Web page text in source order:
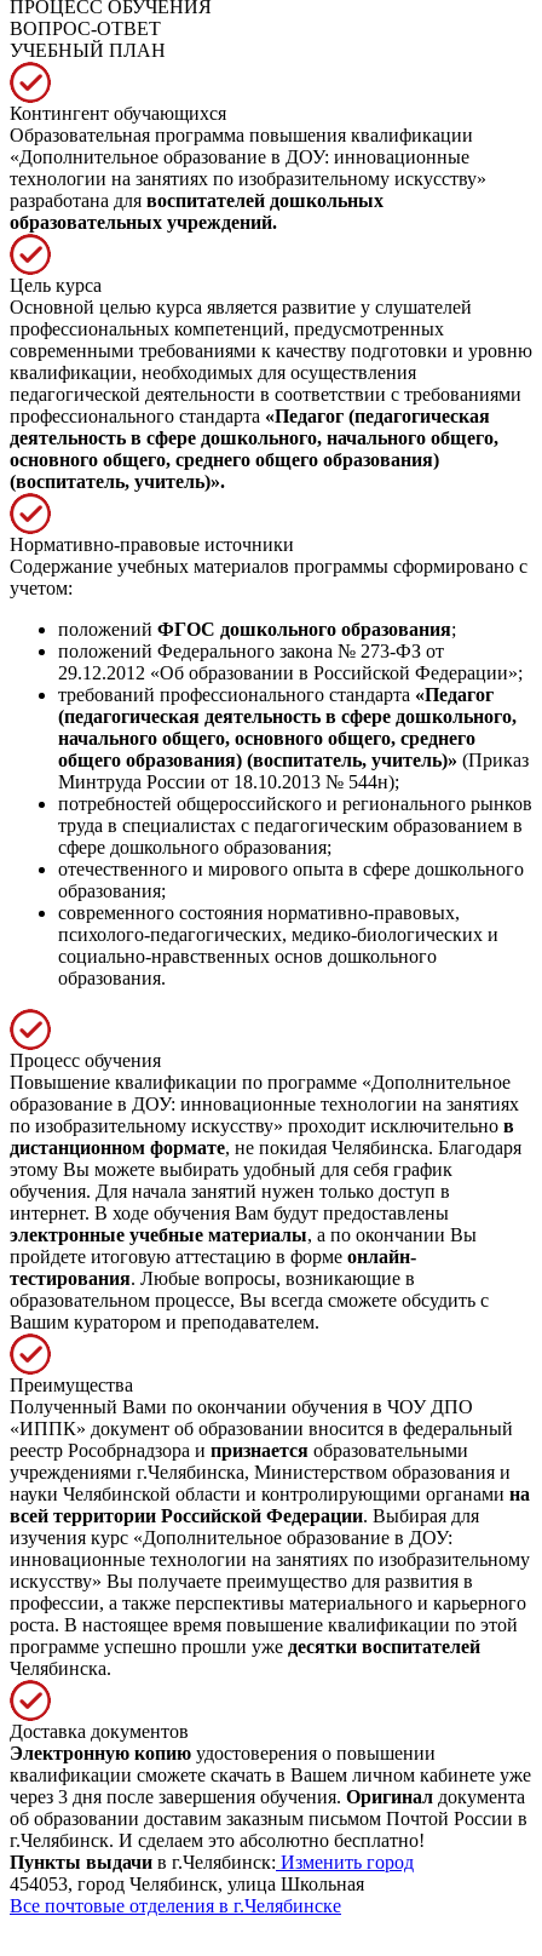
ПРОЦЕСС ОБУЧЕНИЯ
ВОПРОС-ОТВЕТ
УЧЕБНЫЙ ПЛАН
Контингент обучающихся
Образовательная программа повышения квалификации
«Дополнительное образование в ДОУ: инновационные
технологии на занятиях по изобразительному искусству»
разработана для воспитателей дошкольных
образовательных учреждений.
Цель курса
Основной целью курса является развитие у слушателей
профессиональных компетенций, предусмотренных
современными требованиями к качеству подготовки и уровню
квалификации, необходимых для осуществления
педагогической деятельности в соответствии с требованиями
профессионального стандарта «Педагог (педагогическая
деятельность в сфере дошкольного, начального общего,
основного общего, среднего общего образования)
(воспитатель, учитель)».
Нормативно-правовые источники
Содержание учебных материалов программы сформировано с
учетом:
положений ФГОС дошкольного образования;
положений Федерального закона № 273-ФЗ от
29.12.2012 «Об образовании в Российской Федерации»;
требований профессионального стандарта «Педагог
(педагогическая деятельность в сфере дошкольного,
начального общего, основного общего, среднего
общего образования) (воспитатель, учитель)» (Приказ
Минтруда России от 18.10.2013 № 544н);
потребностей общероссийского и регионального рынков
труда в специалистах с педагогическим образованием в
сфере дошкольного образования;
отечественного и мирового опыта в сфере дошкольного
образования;
современного состояния нормативно-правовых,
психолого-педагогических, медико-биологических и
социально-нравственных основ дошкольного
образования.
Процесс обучения
Повышение квалификации по программе «Дополнительное
образование в ДОУ: инновационные технологии на занятиях
по изобразительному искусству» проходит исключительно в
дистанционном формате, не покидая Челябинска. Благодаря
этому Вы можете выбирать удобный для себя график
обучения. Для начала занятий нужен только доступ в
интернет. В ходе обучения Вам будут предоставлены
электронные учебные материалы, а по окончании Вы
пройдете итоговую аттестацию в форме онлайн-
тестирования. Любые вопросы, возникающие в
образовательном процессе, Вы всегда сможете обсудить с
Вашим куратором и преподавателем.
Преимущества
Полученный Вами по окончании обучения в ЧОУ ДПО
«ИППК» документ об образовании вносится в федеральный
реестр Рособрнадзора и признается образовательными
учреждениями г.Челябинска, Министерством образования и
науки Челябинской области и контролирующими органами на
всей территории Российской Федерации. Выбирая для
изучения курс «Дополнительное образование в ДОУ:
инновационные технологии на занятиях по изобразительному
искусству» Вы получаете преимущество для развития в
профессии, а также перспективы материального и карьерного
роста. В настоящее время повышение квалификации по этой
программе успешно прошли уже десятки воспитателей
Челябинска.
Доставка документов
Электронную копию удостоверения о повышении
квалификации сможете скачать в Вашем личном кабинете уже
через 3 дня после завершения обучения. Оригинал документа
об образовании доставим заказным письмом Почтой России в
г.Челябинск. И сделаем это абсолютно бесплатно!
Пункты выдачи в г.Челябинск: Изменить город
454053, город Челябинск, улица Школьная
Все почтовые отделения в г.Челябинске